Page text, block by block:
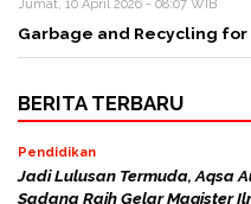
Jumat, 10 April 2026 - 08:07 WIB
Garbage and Recycling
BERITA TERBARU
Pendidikan
Jadi Lulusan Termuda, Aqsa
Sadana Raih Gelar Magister